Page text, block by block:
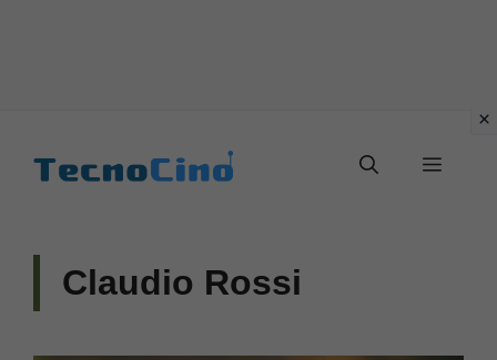
Menu
Claudio Rossi